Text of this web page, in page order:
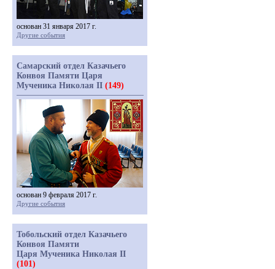
основан 31 января 2017 г.
Другие события
Самарский отдел Казачьего
Конвоя Памяти Царя
Мученика Николая II (149)
основан 9 февраля 2017 г.
Другие события
Тобольский отдел Казачьего
Конвоя Памяти
Царя Мученика Николая II
(101)